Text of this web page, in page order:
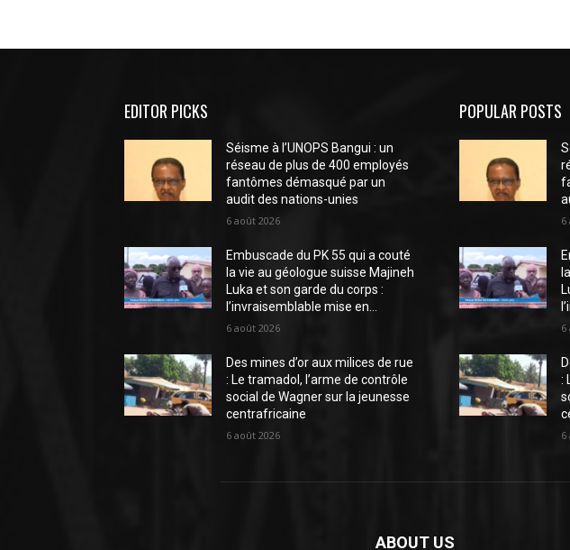
EDITOR PICKS
Séisme à l’UNOPS Bangui : un
réseau de plus de 400 employés
fantômes démasqué par un
audit des nations-unies
6 août 2026
Embuscade du PK 55 qui a couté
la vie au géologue suisse Majineh
Luka et son garde du corps :
l’invraisemblable mise en...
6 août 2026
Des mines d’or aux milices de rue
: Le tramadol, l’arme de contrôle
social de Wagner sur la jeunesse
centrafricaine
6 août 2026
POPULAR POSTS
6
6
:
6
ABOUT US